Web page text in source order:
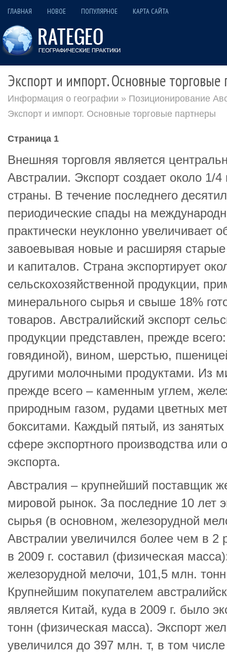
ГЛАВНАЯ НОВОЕ ПОПУЛЯРНОЕ КАРТА САЙТА
Экспорт и импорт. Основные торговые
Информация о географии » Позиционирование
Экспорт и импорт. Основные торговые партнеры
Страница 1
Внешняя торговля является
Австралии. Экспорт создает около 1/
страны. В течение последнего
периодические спады на
практически неуклонно увеличивает
завоевывая новые и расширяя
и капиталов. Страна экспортирует
сельскохозяйственной продукции,
минерального сырья и свыше 18%
товаров. Австралийский экспорт
продукции представлен, прежде
говядиной), вином, шерстью,
другими молочными продуктами. Из
прежде всего – каменным углем,
природным газом, рудами цветных
бокситами. Каждый пятый, из занятых
сфере экспортного производства или
экспорта.
Австралия – крупнейший поставщик
мировой рынок. За последние 10 лет
сырья (в основном, железорудной
Австралии увеличился более чем в 2
в 2009 г. составил (физическая
железорудной мелочи, 101,5 млн.
Крупнейшим покупателем
является Китай, куда в 2009 г. было
тонн (физическая масса). Экспорт
увеличился до 397 млн. т, в том